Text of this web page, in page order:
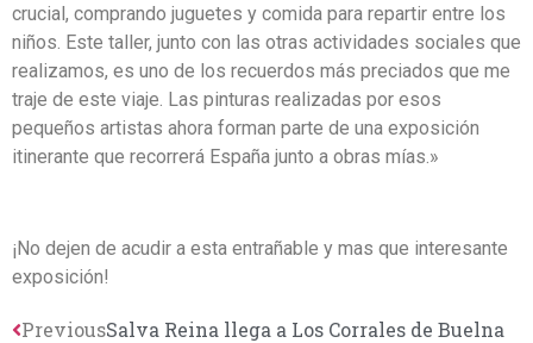
crucial, comprando juguetes y comida para repartir entre los
niños. Este taller, junto con las otras actividades sociales que
realizamos, es uno de los recuerdos más preciados que me
traje de este viaje. Las pinturas realizadas por esos
pequeños artistas ahora forman parte de una exposición
itinerante que recorrerá España junto a obras mías.»
¡No dejen de acudir a esta entrañable y mas que interesante
exposición!
PreviousSalva Reina llega a Los Corrales de Buelna